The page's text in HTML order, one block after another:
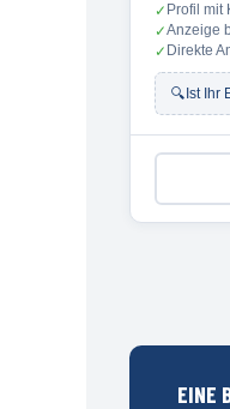
✓ Profil mit
✓Anzeige
✓ Direkte
🔍 Ist Ihr
EINE